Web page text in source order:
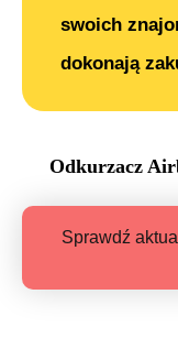
swoich
dokonają
Odkurzacz
Sprawdź